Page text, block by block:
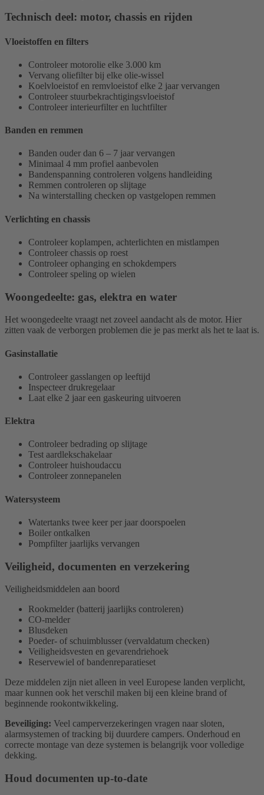
Technisch deel: motor, chassis en rijden
Vloeistoffen en filters
Controleer motorolie elke 3.000 km
Vervang oliefilter bij elke olie-wissel
Koelvloeistof en remvloeistof elke 2 jaar vervangen
Controleer stuurbekrachtigingsvloeistof
Controleer interieurfilter en luchtfilter
Banden en remmen
Banden ouder dan 6 – 7 jaar vervangen
Minimaal 4 mm profiel aanbevolen
Bandenspanning controleren volgens handleiding
Remmen controleren op slijtage
Na winterstalling checken op vastgelopen remmen
Verlichting en chassis
Controleer koplampen, achterlichten en mistlampen
Controleer chassis op roest
Controleer ophanging en schokdempers
Controleer speling op wielen
Woongedeelte: gas, elektra en water
Het woongedeelte vraagt net zoveel aandacht als de motor. Hier
zitten vaak de verborgen problemen die je pas merkt als het te laat is.
Gasinstallatie
Controleer gasslangen op leeftijd
Inspecteer drukregelaar
Laat elke 2 jaar een gaskeuring uitvoeren
Elektra
Controleer bedrading op slijtage
Test aardlekschakelaar
Controleer huishoudaccu
Controleer zonnepanelen
Watersysteem
Watertanks twee keer per jaar doorspoelen
Boiler ontkalken
Pompfilter jaarlijks vervangen
Veiligheid, documenten en verzekering
Veiligheidsmiddelen aan boord
Rookmelder (batterij jaarlijks controleren)
CO-melder
Blusdeken
Poeder- of schuimblusser (vervaldatum checken)
Veiligheidsvesten en gevarendriehoek
Reservewiel of bandenreparatieset
Deze middelen zijn niet alleen in veel Europese landen verplicht,
maar kunnen ook het verschil maken bij een kleine brand of
beginnende rookontwikkeling.
Beveiliging: Veel camperverzekeringen vragen naar sloten,
alarmsystemen of tracking bij duurdere campers. Onderhoud en
correcte montage van deze systemen is belangrijk voor volledige
dekking.
Houd documenten up-to-date